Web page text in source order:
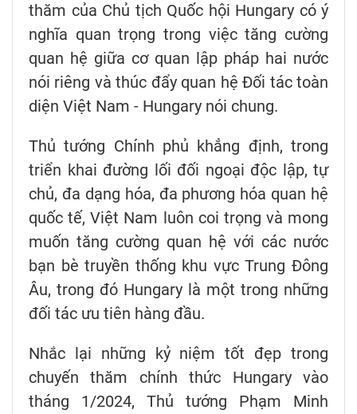
thăm của Chủ tịch Quốc hội Hungary có ý
nghĩa quan trọng trong việc tăng cường
quan hệ giữa cơ quan lập pháp hai nước
nói riêng và thúc đẩy quan hệ Đối tác toàn
diện Việt Nam - Hungary nói chung.
Thủ tướng Chính phủ khẳng định, trong
triển khai đường lối đối ngoại độc lập, tự
chủ, đa dạng hóa, đa phương hóa quan hệ
quốc tế, Việt Nam luôn coi trọng và mong
muốn tăng cường quan hệ với các nước
bạn bè truyền thống khu vực Trung Đông
Âu, trong đó Hungary là một trong những
đối tác ưu tiên hàng đầu.
Nhắc lại những kỷ niệm tốt đẹp trong
chuyến thăm chính thức Hungary vào
tháng 1/2024, Thủ tướng Phạm Minh